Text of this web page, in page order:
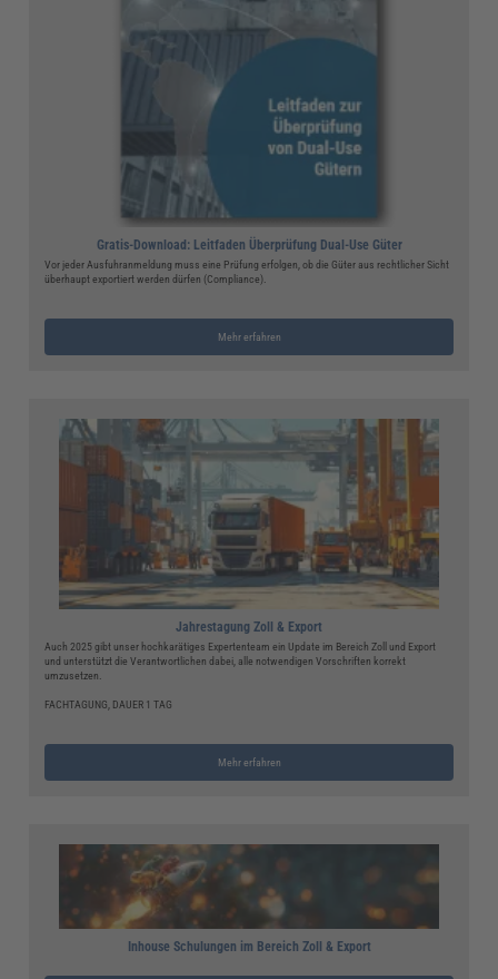
Gratis-Download: Leitfaden Überprüfung Dual-Use Güter
Vor jeder Ausfuhranmeldung muss eine Prüfung erfolgen, ob die Güter aus rechtlicher Sicht
überhaupt exportiert werden dürfen (Compliance).
Mehr erfahren
Jahrestagung Zoll & Export
Auch 2025 gibt unser hochkarätiges Expertenteam ein Update im Bereich Zoll und Export
und unterstützt die Verantwortlichen dabei, alle notwendigen Vorschriften korrekt
umzusetzen.
FACHTAGUNG, DAUER 1 TAG
Mehr erfahren
Inhouse Schulungen im Bereich Zoll & Export